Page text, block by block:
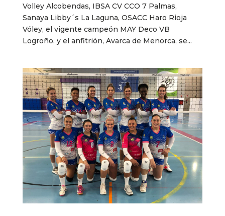
Volley Alcobendas, IBSA CV CCO 7 Palmas,
Sanaya Libby´s La Laguna, OSACC Haro Rioja
Vóley, el vigente campeón MAY Deco VB
Logroño, y el anfitrión, Avarca de Menorca, se...